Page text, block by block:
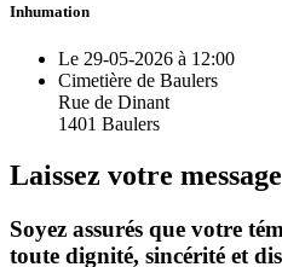
Inhumation
Le 29-05-2026 à 12:00
Cimetière de Baulers
Rue de Dinant
1401 Baulers
Laissez votre
Soyez assurés que votre
toute dignité, sincérité et